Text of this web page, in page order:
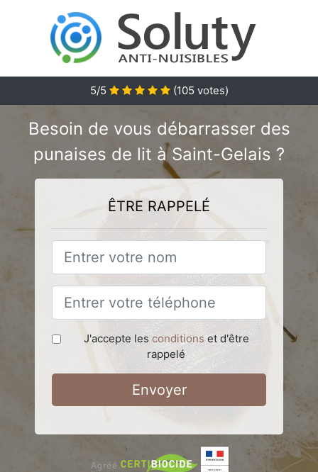
5/5 (105 votes)
Besoin de vous débarrasser des
punaises de lit à Saint-Gelais ?
ÊTRE RAPPELÉ
J'accepte les conditions et d'être
rappelé
Envoyer